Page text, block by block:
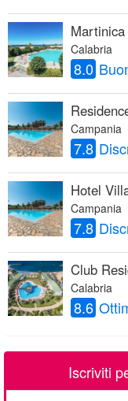
Calabria
8.0
Campania
7.8
Hotel
Campania
7.8
Club
Calabria
8.6
Iscriviti